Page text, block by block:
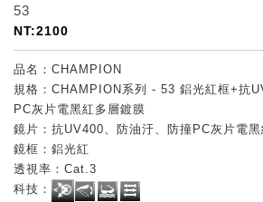
53
NT:2100
品名：CHAMPION
規格：CHAMPION系列 - 53 鋁光紅框+抗
PC灰片電黑紅多層鍍膜
鏡片：抗UV400、防油汙、防撞PC灰片電
鏡框：鋁光紅
透視率：Cat.3
科技：